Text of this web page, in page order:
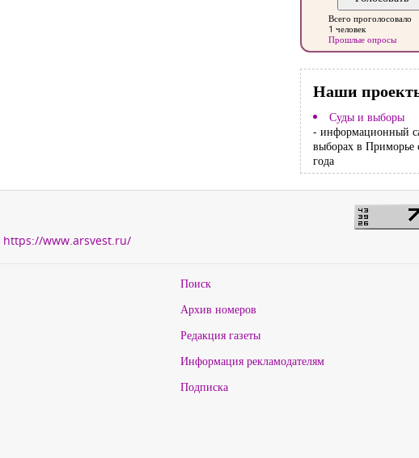
Всего проголосовало
1 человек
Прошлые опросы
Наши
Суды и выборы
- информационный
выборах в Приморье
года
https://www.arsvest.ru/
Поиск
Архив номеров
Редакция газеты
Информация рекламодателям
Подписка